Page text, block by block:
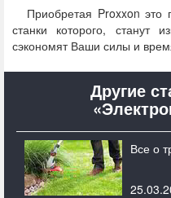
Приобретая Proxxon
станки которого, станут
сэкономят Ваши силы и
Другие
Все о